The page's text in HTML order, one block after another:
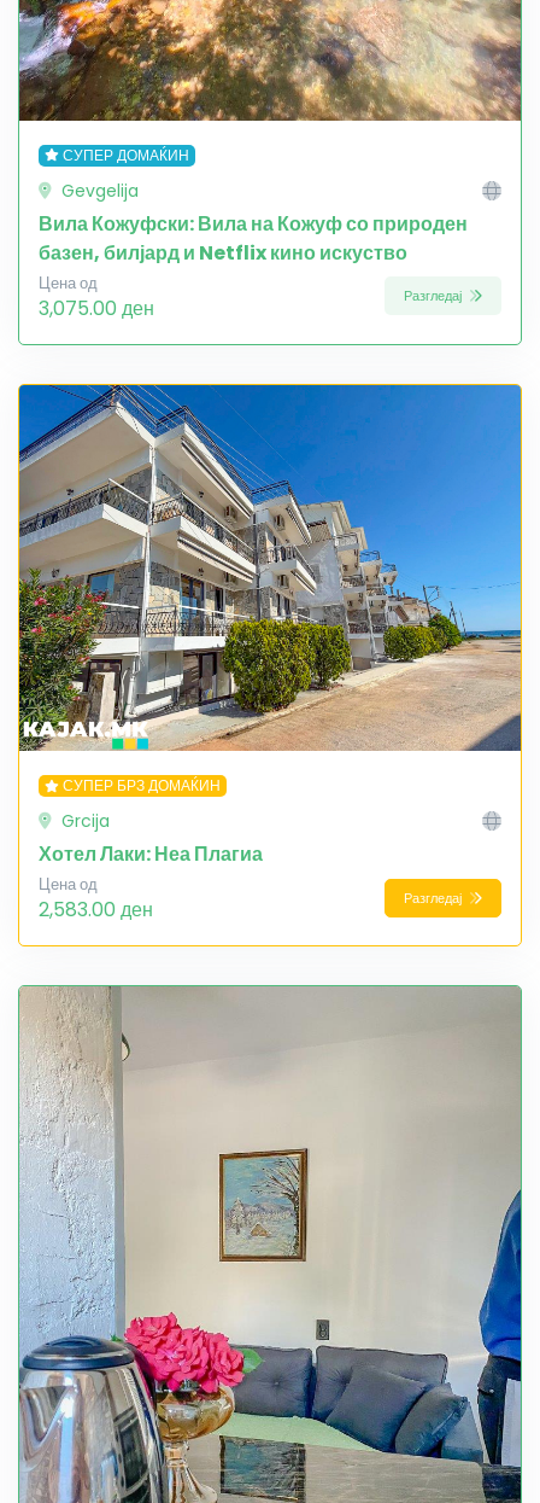
СУПЕР ДОМАЌИН
Gevgelija
Вила Кожуфски: Вила на Кожуф со природен
базен, билјард и Netflix кино искуство
Цена од
3,075.00 ден Разгледај
СУПЕР БРЗ ДОМАЌИН
Grcija
Хотел Лаки: Неа Плагиа
Цена од
2,583.00 ден Разгледај